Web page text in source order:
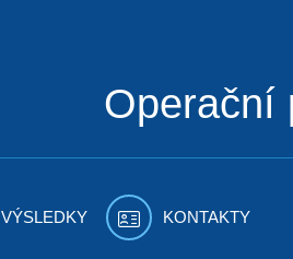
Operační
VÝSLEDKY KONTAKTY